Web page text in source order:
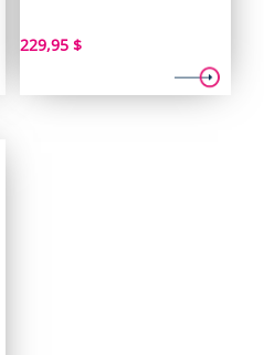
229,95 $